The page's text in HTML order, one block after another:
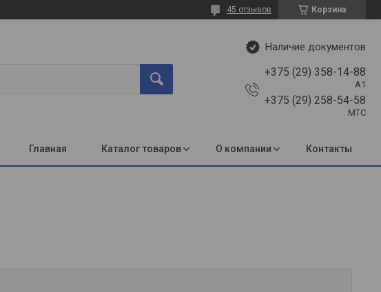
Корзина
45 отзывов
Наличие документов
+375 (29) 358-14-88
A1
+375 (29) 258-54-58
МТС
Главная Каталог товаров О компании Контакты